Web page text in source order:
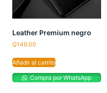
Leather Premium negro
Q149.00
Añadir al carrito
Compra por WhatsApp